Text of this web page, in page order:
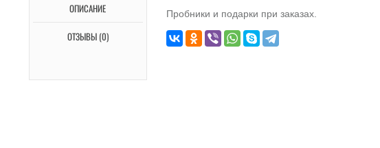
ОПИСАНИЕ
ОТЗЫВЫ (0)
Пробники и подарки при заказах.